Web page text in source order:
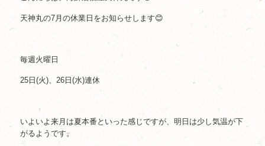
天神丸の7月の休業日をお知らせします😊
毎週火曜日
25日(火)、26日(水)連休
いよいよ来月は夏本番といった感じですが、明日は少し気温が下
がるようです。